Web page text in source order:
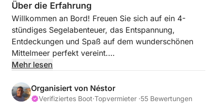
Über die Erfahrung
Willkommen an Bord! Freuen Sie sich auf ein 4-
stündiges Segelabenteuer, das Entspannung,
Entdeckungen und Spaß auf dem wunderschönen
Mittelmeer perfekt vereint.
und die Ruhe des Meeres genießen möchten. Ob Sie
entspannen, schwimmen oder einfach nur die
Mehr lesen
Organisiert von Néstor
Verifiziertes Boot·Topvermieter ·55 Bewertungen